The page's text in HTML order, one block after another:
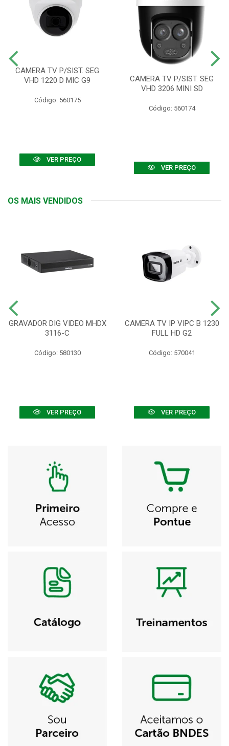
CAMERA TV P/SIST. SEG
VHD 1220 D MIC G9
Código: 560175
VER PREÇO
CAMERA TV P/SIST. SEG
VHD 3206 MINI SD
Código: 560174
VER PREÇO
OS MAIS VENDIDOS
GRAVADOR DIG VIDEO MHDX
3116-C
Código: 580130
VER PREÇO
CAMERA TV IP VIPC B 1230
FULL HD G2
Código: 570041
VER PREÇO